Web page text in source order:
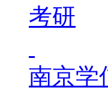
南京学